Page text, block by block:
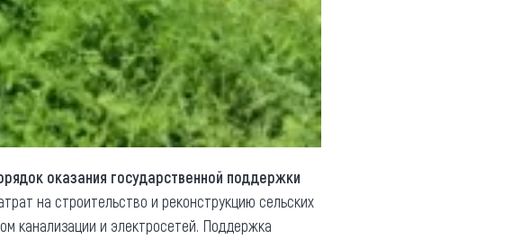
оказания государственной поддержки
на строительство и реконструкцию сельских
канализации и электросетей. Поддержка